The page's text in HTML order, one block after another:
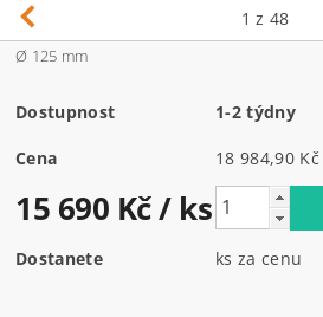
1 z 48
Ø 125 mm
Dostupnost 1-2 týdny
Cena
15 690 Kč/ ks
Dostanete ks za cenu